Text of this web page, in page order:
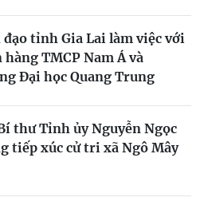
đạo tỉnh Gia Lai làm việc với
hàng TMCP Nam Á và
Đại học Quang Trung
thư Tỉnh ủy Nguyễn Ngọc
tiếp xúc cử tri xã Ngô Mây